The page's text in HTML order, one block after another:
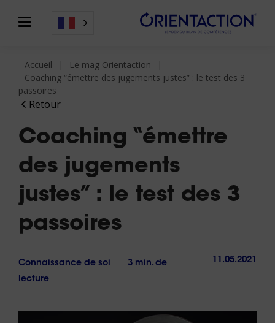
Retour
Accueil
Le mag Orientaction
Coaching “émettre des jugements justes” : le test des 3
passoires
Coaching “émettre
des jugements
justes” : le test des 3
passoires
Connaissance de soi
3 min. de
lecture
11.05.2021